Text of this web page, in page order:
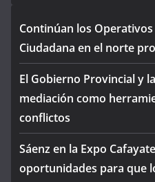
Continúan los
Ciudadana en el norte
El Gobierno Provincial y
mediación como
conflictos
Sáenz en la Expo
oportunidades para que